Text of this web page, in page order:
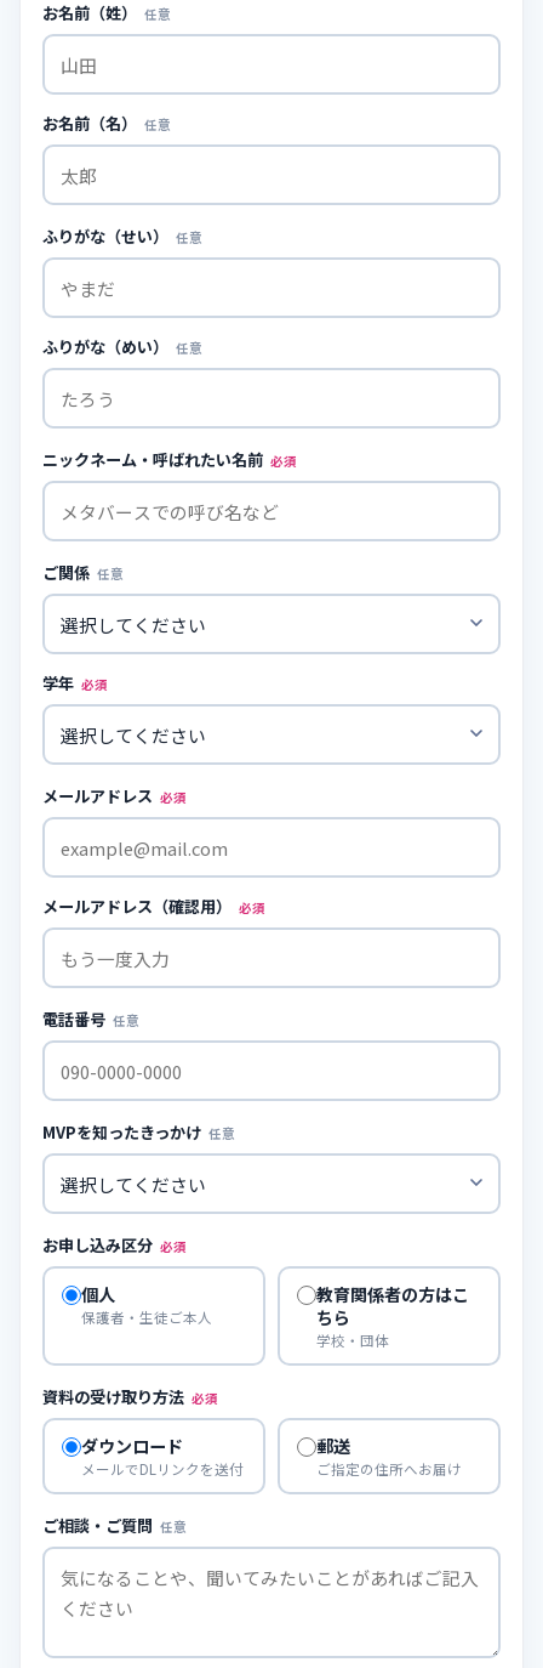
お名前（姓） 任意
お名前（名） 任意
ふりがな（せい） 任意
ふりがな（めい） 任意
ニックネーム・呼ばれたい名前 必須
ご関係 任意
学年 必須
メールアドレス 必須
メールアドレス（確認用） 必須
電話番号 任意
MVPを知ったきっかけ 任意
お申し込み区分 必須
個人
保護者・生徒ご本人
教育関係者の方はこ
ちら
学校・団体
資料の受け取り方法 必須
ダウンロード
メールでDLリンクを送付
郵送
ご指定の住所へお届け
ご相談・ご質問 任意